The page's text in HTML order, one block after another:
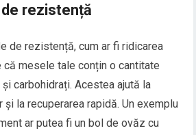
rezistență
de rezistență, cum ar fi ridicarea
mesele tale conțin o cantitate
carbohidrați. Acestea ajută la
și la recuperarea rapidă. Un exemplu
ar putea fi un bol de ovăz cu